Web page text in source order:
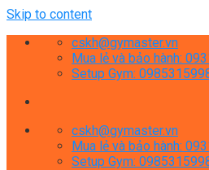
Skip to content
cskh@gymaster.vn
Mua lẻ và bảo hành:
Setup Gym:
cskh@gymaster.vn
Mua lẻ và bảo hành:
Setup Gym: